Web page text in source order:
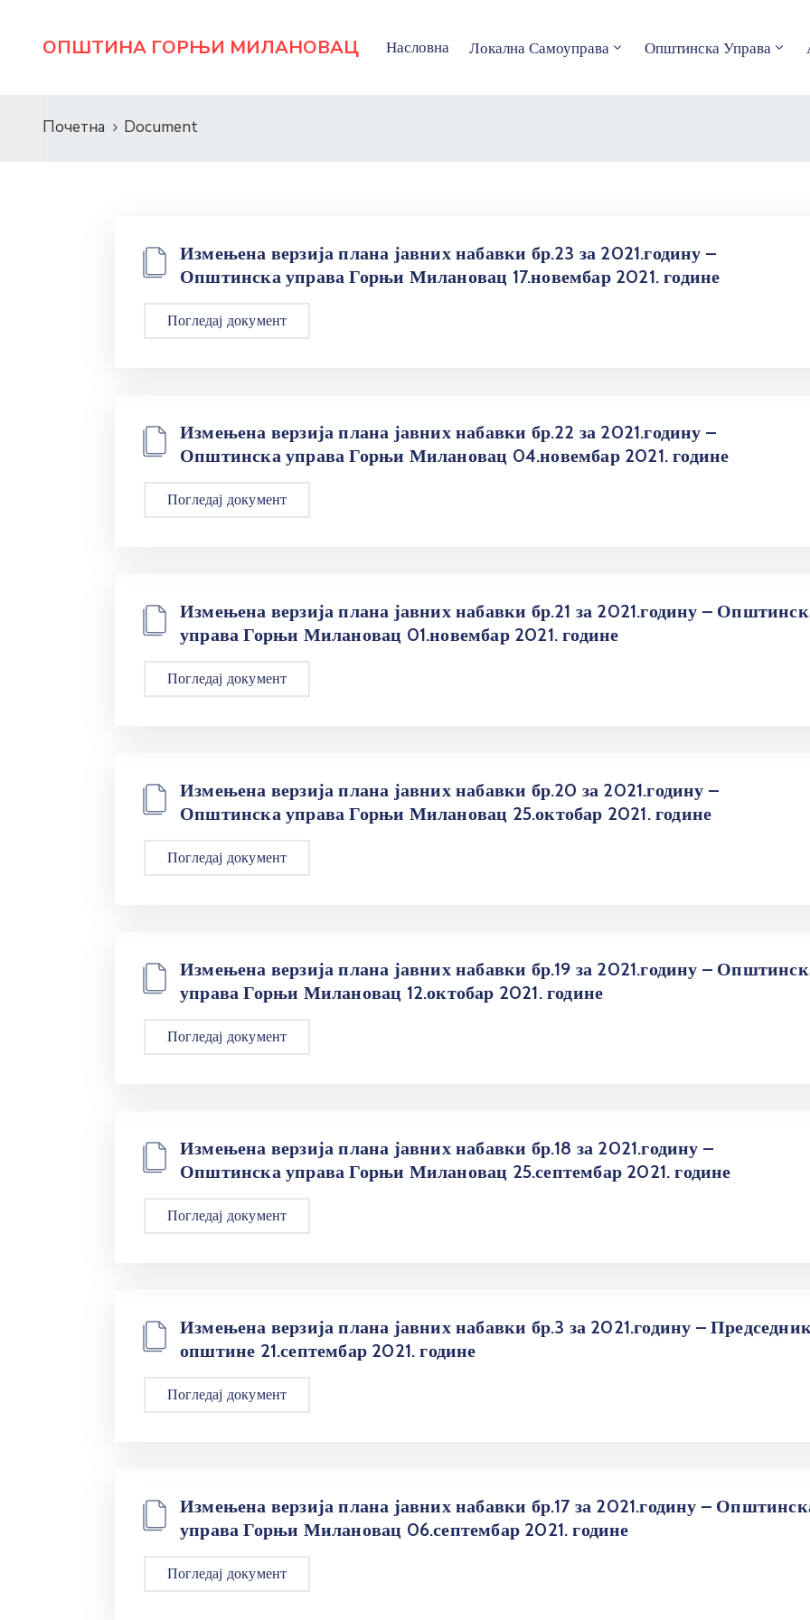
ОПШТИНА ГОРЊИ МИЛАНОВАЦ Насловна Локална Самоуправа Општинска Управа
Почетна Document
Измењена верзија плана јавних набавки бр.23 за 2021.годину –
Општинска управа Горњи Милановац 17.новембар 2021. године
Погледај документ
Измењена верзија плана јавних набавки бр.22 за 2021.годину –
Општинска управа Горњи Милановац 04.новембар 2021. године
Погледај документ
Измењена верзија плана јавних набавки бр.21 за 2021.годину –
управа Горњи Милановац 01.новембар 2021. године
Погледај документ
Измењена верзија плана јавних набавки бр.20 за 2021.годину –
Општинска управа Горњи Милановац 25.октобар 2021. године
Погледај документ
Измењена верзија плана јавних набавки бр.19 за 2021.годину –
управа Горњи Милановац 12.октобар 2021. године
Погледај документ
Измењена верзија плана јавних набавки бр.18 за 2021.годину –
Општинска управа Горњи Милановац 25.септембар 2021. године
Погледај документ
Измењена верзија плана јавних набавки бр.3 за 2021.годину –
општине 21.септембар 2021. године
Погледај документ
Измењена верзија плана јавних набавки бр.17 за 2021.годину –
управа Горњи Милановац 06.септембар 2021. године
Погледај документ